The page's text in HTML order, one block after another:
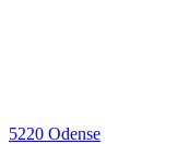
5220 Odense